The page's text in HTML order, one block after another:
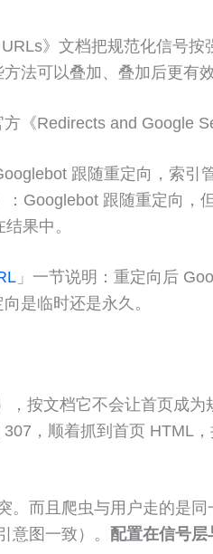
》文档把规范化信号按
法可以叠加、叠加后更
《Redirects and Google
跟随重定向，索引
：Googlebot 跟随重定向，
果中。
」一节说明：重定向后
是临时还是永久。
，按文档它不会让首页成
307，顺着抓到首页 HTML，
。而且爬虫与用户走的是
意图一致）。 配置在信号层